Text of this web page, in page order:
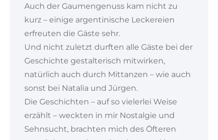
Auch der Gaumengenuss kam nicht zu
kurz – einige argentinische Leckereien
erfreuten die Gäste sehr.
Und nicht zuletzt durften alle Gäste bei der
Geschichte gestalterisch mitwirken,
natürlich auch durch Mittanzen – wie auch
sonst bei Natalia und Jürgen.
Die Geschichten – auf so vielerlei Weise
erzählt – weckten in mir Nostalgie und
Sehnsucht, brachten mich des Öfteren